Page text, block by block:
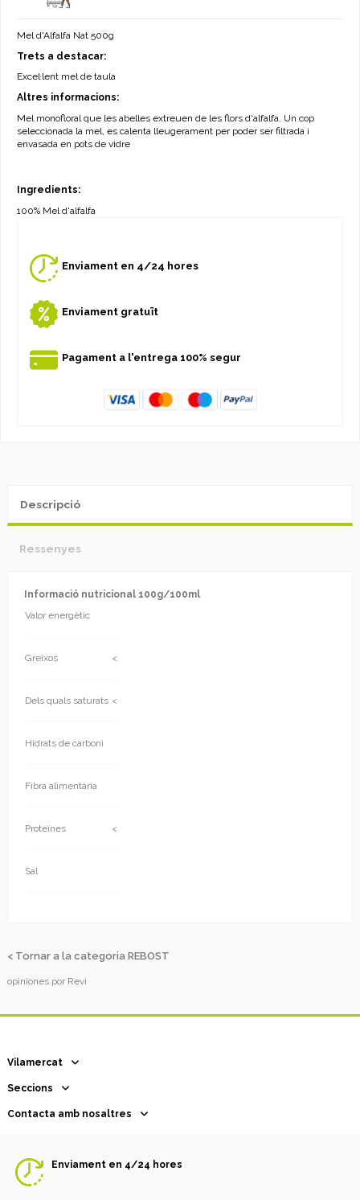
Mel d'Alfalfa Nat 500g
Trets a destacar:
Excel·lent mel de taula
Altres informacions:
Mel monofloral que les abelles extreuen de les flors d'alfalfa. Un cop
seleccionada la mel, es calenta lleugerament per poder ser filtrada i
envasada en pots de vidre
Ingredients:
100% Mel d'alfalfa
Enviament en 4/24 hores
Enviament gratuït
Pagament a l'entrega 100% segur
Descripció
Ressenyes
Informació nutricional 100g/100ml
Valor energètic
Greixos <
Dels quals saturats <
Hidrats de carboni
Fibra alimentària
Proteïnes <
Sal
< Tornar a la categoria REBOST
opiniones por Revi
Vilamercat
Seccions
Contacta amb nosaltres
Enviament en 4/24 hores